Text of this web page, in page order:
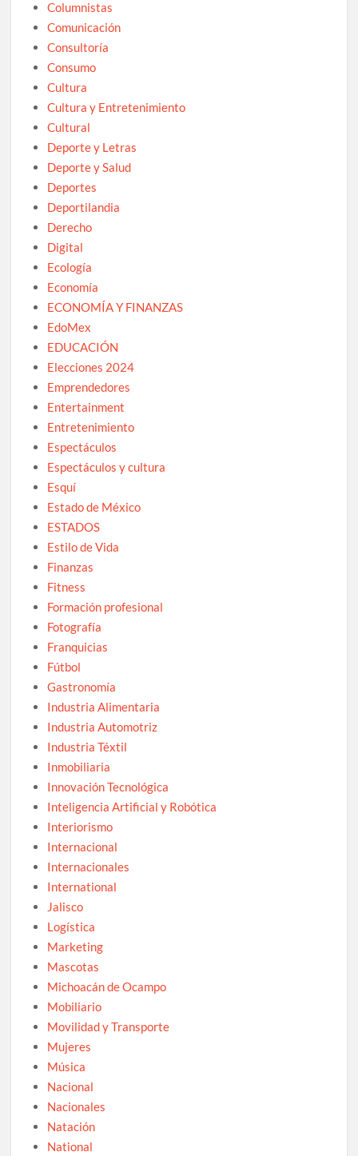
Columnistas
Comunicación
Consultoría
Consumo
Cultura
Cultura y Entretenimiento
Cultural
Deporte y Letras
Deporte y Salud
Deportes
Deportilandia
Derecho
Digital
Ecología
Economía
ECONOMÍA Y FINANZAS
EdoMex
EDUCACIÓN
Elecciones 2024
Emprendedores
Entertainment
Entretenimiento
Espectáculos
Espectáculos y cultura
Esquí
Estado de México
ESTADOS
Estilo de Vida
Finanzas
Fitness
Formación profesional
Fotografía
Franquicias
Fútbol
Gastronomía
Industria Alimentaria
Industria Automotriz
Industria Téxtil
Inmobiliaria
Innovación Tecnológica
Inteligencia Artificial y Robótica
Interiorismo
Internacional
Internacionales
International
Jalisco
Logística
Marketing
Mascotas
Michoacán de Ocampo
Mobiliario
Movilidad y Transporte
Mujeres
Música
Nacional
Nacionales
Natación
National